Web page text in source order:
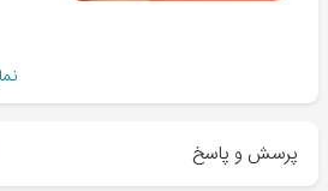
پرسش و پاسخ